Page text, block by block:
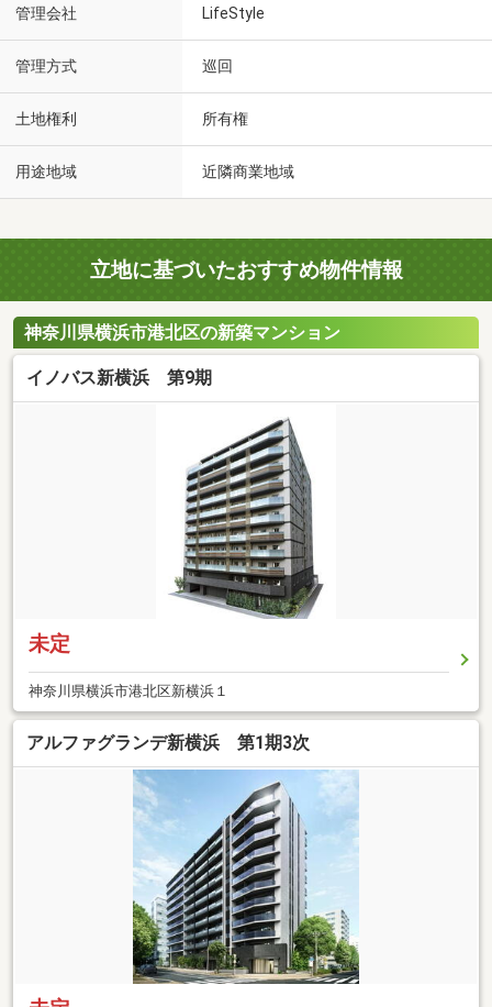
管理会社 LifeStyle
管理方式 巡回
土地権利 所有権
用途地域 近隣商業地域
立地に基づいたおすすめ物件情報
神奈川県横浜市港北区の新築マンション
イノバス新横浜 第9期
未定
神奈川県横浜市港北区新横浜１
アルファグランデ新横浜 第1期3次